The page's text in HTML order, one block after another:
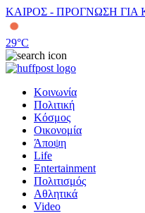
ΚΑΙΡΟΣ - ΠΡΟΓΝΩΣΗ
29°C
Κοινωνία
Πολιτική
Κόσμος
Οικονομία
Άποψη
Life
Entertainment
Πολιτισμός
Αθλητικά
Video